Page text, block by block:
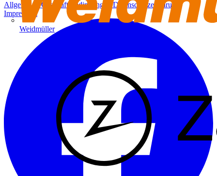
Weidmüller
Allgemeine GeschäftsbedingungenDatenschutzerklärung
Impressum